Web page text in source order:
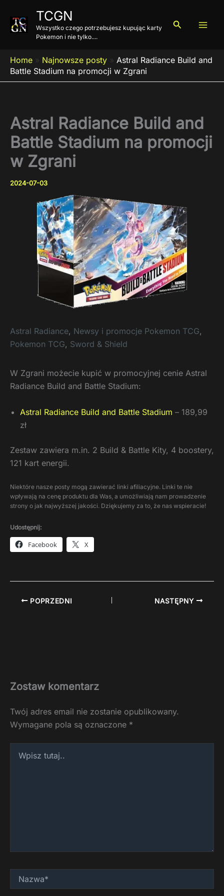
treści
TCGN
Wszystko czego potrzebujesz kupując karty
Pokemon i nie tylko....
Szukaj
Home » Najnowsze posty » Astral Radiance Build and
Battle Stadium na promocji w Zgrani
Astral Radiance Build and
Battle Stadium na promocji
w Zgrani
2024-07-03
Astral Radiance, Newsy i promocje Pokemon TCG,
Pokemon TCG, Sword & Shield
W Zgrani możecie kupić w promocyjnej cenie Astral
Radiance Build and Battle Stadium:
Astral Radiance Build and Battle Stadium – 189,99
zł
Zestaw zawiera m.in. 2 Build & Battle Kity, 4 boostery,
121 kart energii.
Niektóre nasze posty mogą zawierać linki afiliacyjne. Linki te nie
wpływają na cenę produktu dla Was, a umożliwiają nam prowadzenie
strony o jak najwyższej jakości. Dziękujemy za to, że nas wspieracie!
Udostępnij:
Facebook X
POPRZEDNI NASTĘPNY
Zostaw komentarz
Twój adres email nie zostanie opublikowany.
Wymagane pola są oznaczone *
tutaj..